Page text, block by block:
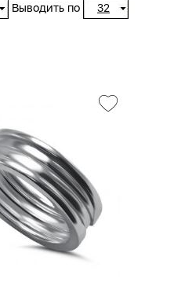
Выводить по 32